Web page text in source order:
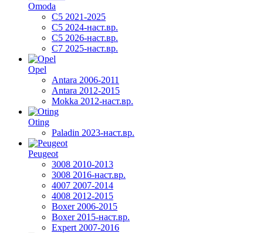
Omoda
C5 2021-2025
C5 2024-наст.вр.
C5 2026-наст.вр.
C7 2025-наст.вр.
Opel
Antara 2006-2011
Antara 2012-2015
Mokka 2012-наст.вр.
Oting
Paladin 2023-наст.вр.
Peugeot
3008 2010-2013
3008 2016-наст.вр.
4007 2007-2014
4008 2012-2015
Boxer 2006-2015
Boxer 2015-наст.вр.
Expert 2007-2016